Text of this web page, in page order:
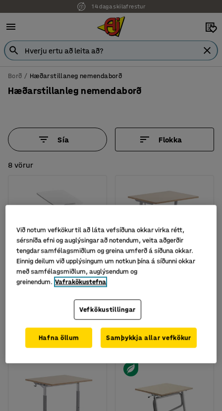
7 ára ábyrgð
Borð Hæðarstillaneg nemendaborð
Hæðarstillanleg nemendaborð
Sía Flokka
8 vörur
Fáanlegt í nokkrum útgáfum
Hæðarstillanlegt borð
68.329
Með VSK
KAUPA
Vörunr.
36.964
Með VSK
KAUPA
Við notum vefkökur til að láta vefsíðuna okkar virka rétt,
sérsníða efni og auglýsingar að notendum, veita aðgerðir
tengdar samfélagsmiðlum og greina umferð á síðuna okkar.
Einnig deilum við upplýsingum um notkun þína á síðunni okkar
með samfélagsmiðlum, auglýsendum og
greinendum. Vafrakökustefna
Vefkökustillingar
Hafna öllum Samþykkja allar vefkökur